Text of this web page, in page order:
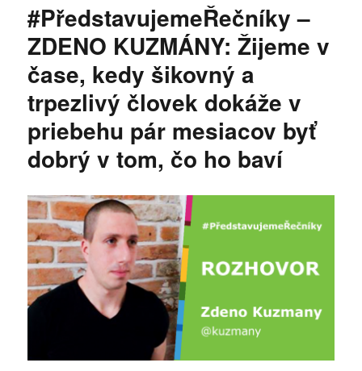
#PředstavujemeŘečníky –
ZDENO KUZMÁNY: Žijeme v
čase, kedy šikovný a
trpezlivý človek dokáže v
priebehu pár mesiacov byť
dobrý v tom, čo ho baví